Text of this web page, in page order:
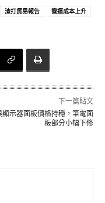
渣打貿易報告
營運成本上升
下一篇貼文
顯示器面板價格持穩，筆電面
板部分小幅下修